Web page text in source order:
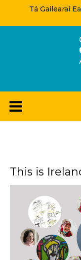
Tá Gailearaí
This is